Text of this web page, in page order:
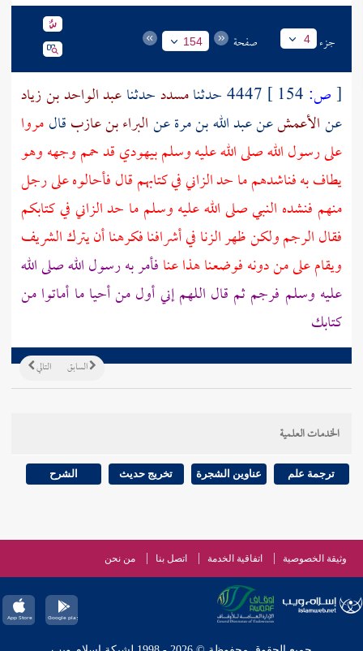
جزء 4 صفحة 154
[ص: 4447 حدثنا مسددحدثناعبد الواحد بن زياد
عنالأعمشعنعبد الله بن مرةعنالبراء بن عازبقالمروا
على رسول الله صلى الله عليه وسلم بيهودي قد حمم وجهه وهو
يطاف به فناشدهم ما حد الزاني في كتابهم قال فأحالوه على رجل
منهم فنشده النبي صلى الله عليه وسلم ما حد الزاني في كتابكم
فقال الرجم ولكن ظهر الزنا في أشرافنا فكرهنا أن يترك الشريف
ويقام على من دونه فوضعنا هذا عنافأمر به رسول الله صلى الله
عليه وسلم فرجم ثم قال اللهم إني أول من أحيا ما أماتوا من
كتابك
التالي السابق
الخدمات العلمية
ترجمة علم عناوين الشجرة تخريج حديث الشرح
وثيقة الخصوصية اتفاقية الخدمة اتصل بنا من نحن